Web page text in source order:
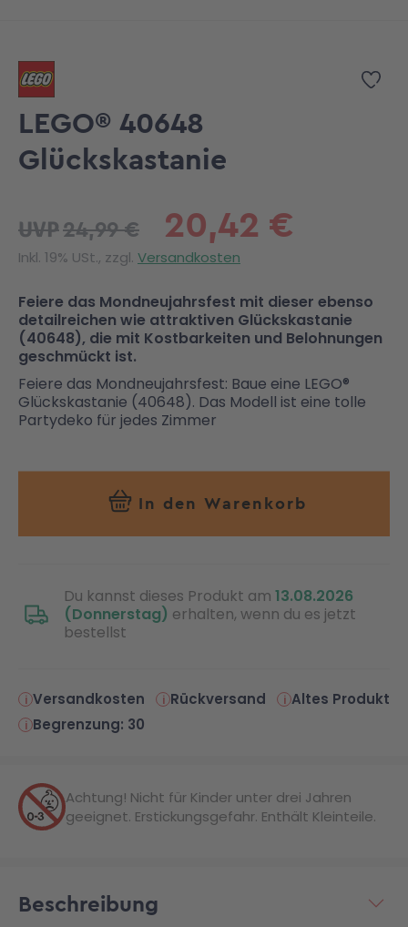
Zur
LEGO® 40648
Glückskastanie
20,42 €
UVP24,99 €
Inkl. 19% USt., zzgl. Versandkosten
Feiere das Mondneujahrsfest mit dieser ebenso
detailreichen wie attraktiven Glückskastanie
(40648), die mit Kostbarkeiten und Belohnungen
geschmückt ist.
Feiere das Mondneujahrsfest: Baue eine LEGO®
Glückskastanie (40648). Das Modell ist eine tolle
Partydeko für jedes Zimmer
In den Warenkorb
Du kannst dieses Produkt am 13.08.2026
(Donnerstag) erhalten, wenn du es jetzt
bestellst
Versandkosten Rückversand
Altes Produkt
Begrenzung: 30
Achtung! Nicht für Kinder unter drei Jahren
geeignet. Erstickungsgefahr. Enthält Kleinteile.
Beschreibung